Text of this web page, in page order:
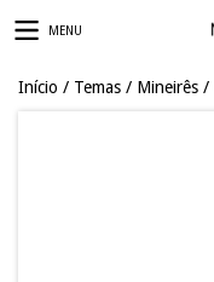
MENU
Início / Temas / Mineirês /